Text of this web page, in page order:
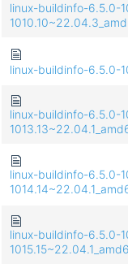
linux-buildinfo-6.5.0-
linux-buildinfo-6.5.0-
linux-buildinfo-6.5.0-
linux-buildinfo-6.5.0-
linux-buildinfo-6.5.0-